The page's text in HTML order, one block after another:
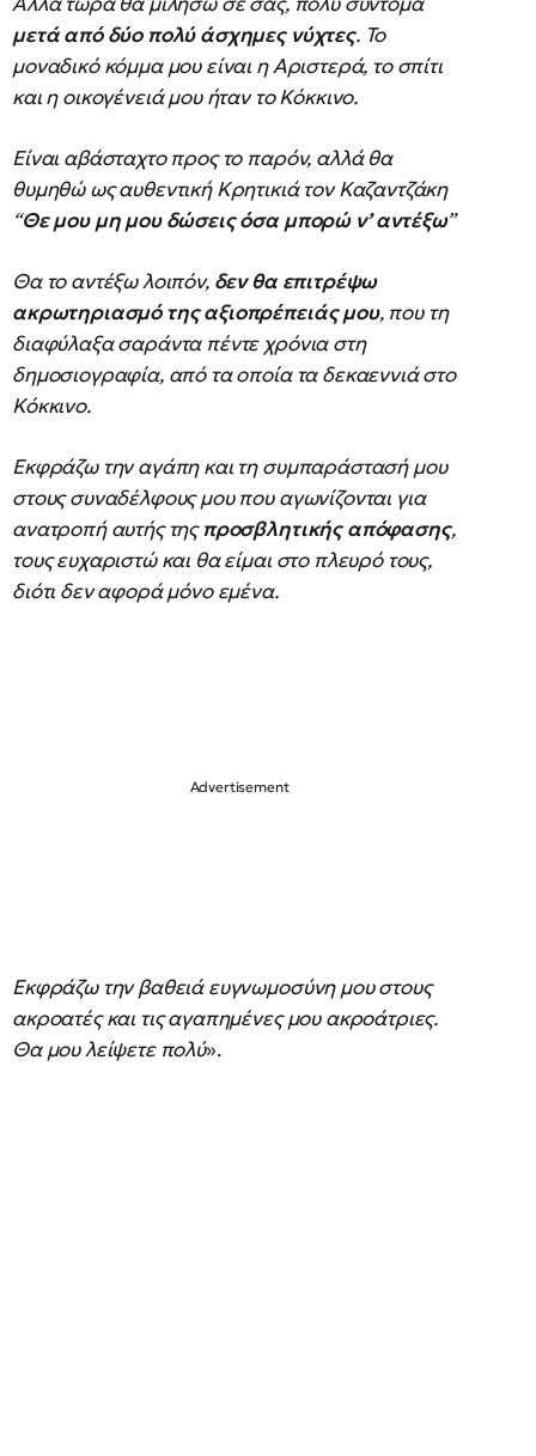
μετά από δύο πολύ άσχημες νύχτες. Το
μοναδικό κόμμα μου είναι η Αριστερά, το σπίτι
και η οικογένειά μου ήταν το Κόκκινο.
Είναι αβάσταχτο προς το παρόν, αλλά θα
θυμηθώ ως αυθεντική Κρητικιά τον Καζαντζάκη
“Θε μου μη μου δώσεις όσα μπορώ ν’ αντέξω”
Θα το αντέξω λοιπόν, δεν θα επιτρέψω
ακρωτηριασμό της αξιοπρέπειάς μου, που τη
διαφύλαξα σαράντα πέντε χρόνια στη
δημοσιογραφία, από τα οποία τα δεκαεννιά στο
Κόκκινο.
Εκφράζω την αγάπη και τη συμπαράστασή μου
στους συναδέλφους μου που αγωνίζονται για
ανατροπή αυτής τηςπροσβλητικής απόφασης,
τους ευχαριστώ και θα είμαι στο πλευρό τους,
διότι δεν αφορά μόνο εμένα.
Εκφράζω την βαθειά ευγνωμοσύνη μου στους
ακροατές και τις αγαπημένες μου ακροάτριες.
Θα μου λείψετε πολύ».